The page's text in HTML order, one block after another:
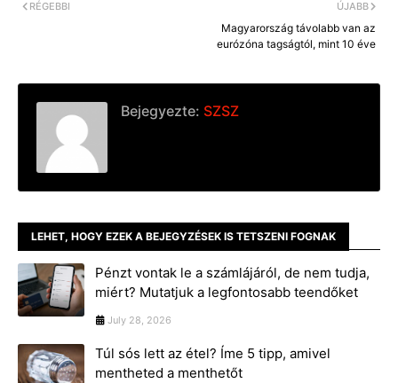
ÚJABB
Magyarország távolabb van az
eurózóna tagságtól, mint 10 éve
RÉGEBBI
Bejegyezte: SZSZ
LEHET, HOGY EZEK A BEJEGYZÉSEK IS TETSZENI FOGNAK
Pénzt vontak le a számlájáról, de nem tudja,
miért? Mutatjuk a legfontosabb teendőket
July 28, 2026
Túl sós lett az étel? Íme 5 tipp, amivel
mentheted a menthetőt